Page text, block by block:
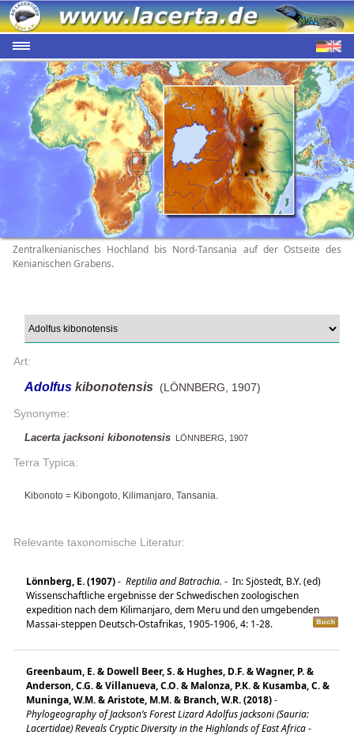
Zentralkenianisches Hochland bis Nord-Tansania auf der Ostseite des
Kenianischen Grabens.
Art:
Adolfus kibonotensis (LÖNNBERG, 1907)
Synonyme:
Lacerta jacksoni kibonotensis LÖNNBERG, 1907
Terra Typica:
Kibonoto = Kibongoto, Kilimanjaro, Tansania.
Relevante taxonomische Literatur:
Lönnberg, E. (1907)- Reptilia and Batrachia. - In: Sjöstedt, B.Y. (ed)
Wissenschaftliche ergebnisse der Schwedischen zoologischen
expedition nach dem Kilimanjaro, dem Meru und den umgebenden
Massai-steppen Deutsch-Ostafrikas, 1905-1906, 4: 1-28.
Greenbaum, E. & Dowell Beer, S. & Hughes, D.F. & Wagner, P. &
Anderson, C.G. & Villanueva, C.O. & Malonza, P.K. & Kusamba, C. &
Muninga, W.M. & Aristote, M.M. & Branch, W.R. (2018)-
Phylogeography of Jackson’s Forest Lizard Adolfus jacksoni (Sauria:
Lacertidae) Reveals Cryptic Diversity in the Highlands of East Africa-